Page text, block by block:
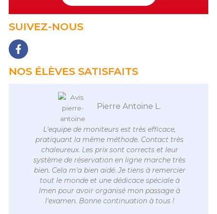
SUIVEZ-NOUS
F
a
e
NOS ÉLÈVES SATISFAITS
L'equipe de moniteurs est très efficace,
pratiquant la même méthode. Contact très
chaleureux. Les prix sont corrects et leur
système de réservation en ligne marche très
bien. Cela m'a bien aidé. Je tiens à remercier
tout le monde et une dédicace spéciale à
Imen pour avoir organisé mon passage à
l'examen. Bonne continuation à tous !
Pierre Antoine L.